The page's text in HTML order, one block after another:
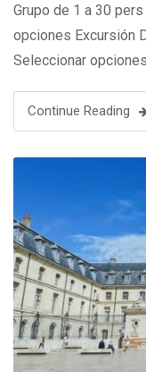
Grupo de 1 a 30
opciones Excursión
Seleccionar
Continue Reading